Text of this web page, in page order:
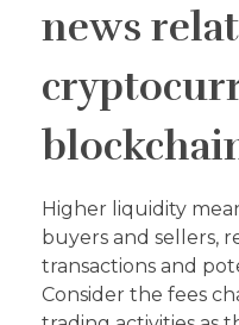
news
Higher liquidity
buyers and sellers,
transactions and
Consider the fees